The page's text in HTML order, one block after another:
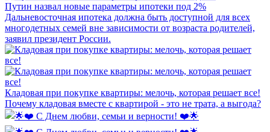
Путин назвал новые параметры ипотеки под 2%
Дальневосточная ипотека должна быть доступной для всех
многодетных семей вне зависимости от возраста родителей,
заявил президент России.
Кладовая при покупке квартиры: мелочь, которая решает все!
Почему кладовая вместе с квартирой - это не трата, а выгода?